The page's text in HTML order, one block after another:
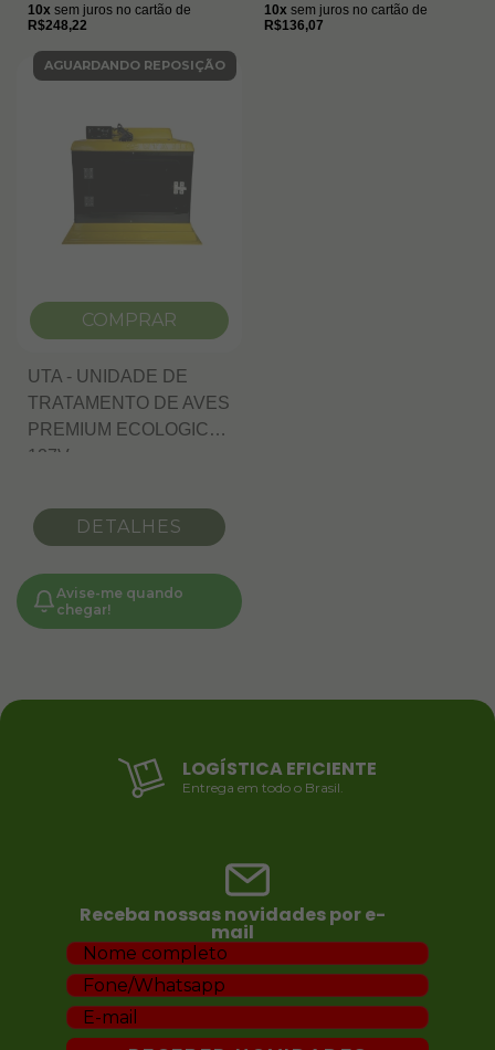
10x sem juros no cartão de
R$248,22
10x sem juros no cartão de
R$136,07
AGUARDANDO REPOSIÇÃO
COMPRAR
UTA - UNIDADE DE
TRATAMENTO DE AVES
PREMIUM ECOLOGICA
127V
DETALHES
Avise-me quando
chegar!
LOGÍSTICA EFICIENTE
Entrega em todo o Brasil.
Receba nossas novidades por e-
mail